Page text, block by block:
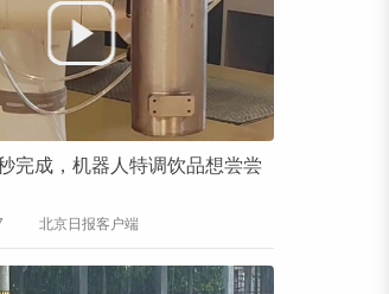
完成，机器人特调饮品想尝尝
北京日报客户端